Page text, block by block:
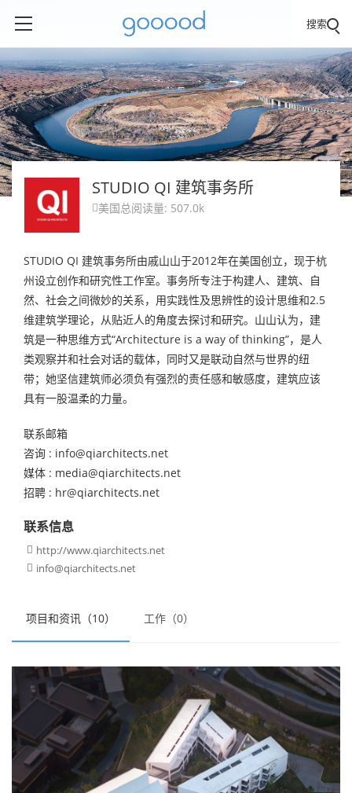
搜索
项目和资讯（10） 工作（0）
STUDIO QI 建筑事务所
 美国总阅读量: 507.0k
STUDIO QI 建筑事务所由戚山山于2012年在美国创立，现于杭
州设立创作和研究性工作室。事务所专注于构建人、建筑、自
然、社会之间微妙的关系，用实践性及思辨性的设计思维和2.5
维建筑学理论，从贴近人的角度去探讨和研究。山山认为，建
筑是一种思维方式“Architecture is a way of thinking”，是人
类观察并和社会对话的载体，同时又是联动自然与世界的纽
带；她坚信建筑师必须负有强烈的责任感和敏感度，建筑应该
具有一股温柔的力量。
联系邮箱
咨询 : info@qiarchitects.net
媒体 : media@qiarchitects.net
招聘 : hr@qiarchitects.net
联系信息
 http://www.qiarchitects.net
 info@qiarchitects.net